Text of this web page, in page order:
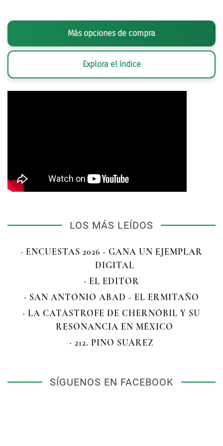
Más opciones de compra
Explora el índice
LOS MÁS LEÍDOS
· ENCUESTAS 2026 - GANA UN EJEMPLAR
DIGITAL
· EL EDITOR
· SAN ANTONIO ABAD - EL ERMITAÑO
· LA CATÁSTROFE DE CHERNÓBIL Y SU
RESONANCIA EN MÉXICO
· 212. PINO SUÁREZ
SÍGUENOS EN FACEBOOK